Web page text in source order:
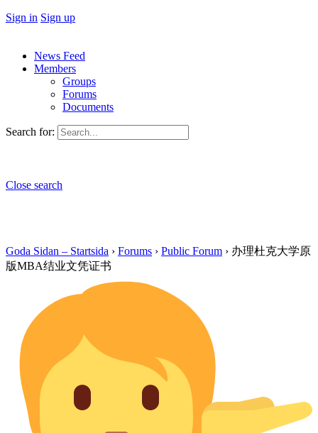
Sign in Sign up
News Feed
Members
Groups
Forums
Documents
Search for:
Close search
Goda Sidan – Startsida › Forums › Public Forum › 办理杜克大学原
版MBA结业文凭证书